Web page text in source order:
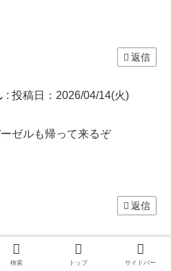
返信
: 投稿日：2026/04/14(火)
ゼルも帰って来るぞ
返信
投稿日：2026/04/14(火)
検索 トップ サイドバー